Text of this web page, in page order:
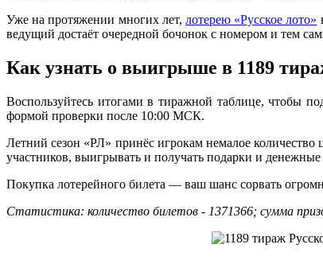
Уже на протяжении многих лет, лотерею «Русское лото»
ведущий достаёт очередной бочонок с номером и тем
Как узнать о выигрыше в 1189
Воспользуйтесь итогами в тиражной таблице, чтобы
формой проверки после 10:00 МСК.
Летний сезон «РЛ» принёс игрокам немалое количество
участников, выигрывать и получать подарки и
Покупка лотерейного билета — ваш шанс сорвать
Статистика: количество билетов - 1371366; сумма